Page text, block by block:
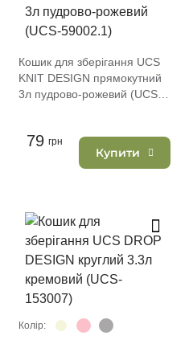
Кошик для зберігання UCS
KNIT DESIGN прямокутний
3л пудрово-рожевий (UCS-
79 грн
Купити
Колір: